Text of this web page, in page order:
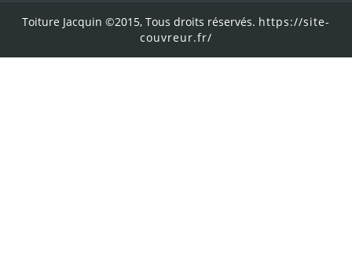
Toiture Jacquin ©2015, Tous droits réservés. https://site-
couvreur.fr/